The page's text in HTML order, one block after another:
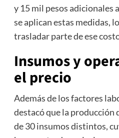
y 15 mil pesos adicionales
se aplican estas medidas,
trasladar parte de ese
Insumos y
el precio
Además de los factores
destacó que la
de 30 insumos distintos,